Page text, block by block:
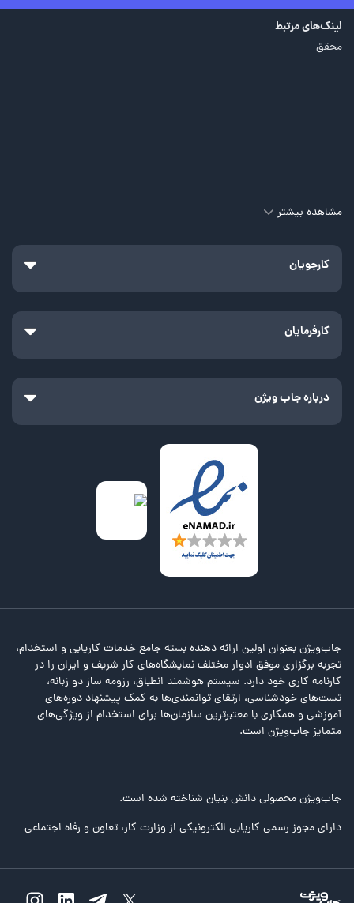
لینک‌های مرتبط
محقق
مشاهده بیشتر
کارجویان
کارفرمایان
درباره جاب ویژن
جاب‌ویژن بعنوان اولین ارائه دهنده بسته جامع خدمات کاریابی و استخدام،
تجربه برگزاری موفق ادوار مختلف نمایشگاه‌های کار شریف و ایران را در
کارنامه کاری خود دارد. سیستم هوشمند انطباق، رزومه ساز دو زبانه،
تست‌های خودشناسی، ارتقای توانمندی‌ها به کمک پیشنهاد دوره‌های
آموزشی و همکاری با معتبرترین سازمان‌ها برای استخدام از ویژگی‌های
متمایز جاب‌ویژن است.
جاب‌ویژن محصولی دانش بنیان شناخته شده است.
دارای مجوز رسمی کاریابی الکترونیکی از وزارت کار، تعاون و رفاه اجتماعی